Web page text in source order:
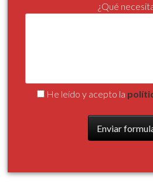
¿Qué
He leído y acepto la